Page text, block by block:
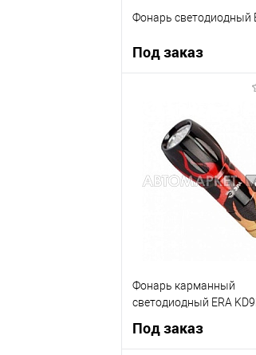
Фонарь светодиодный
Под заказ
Купить в 1 клик
В список
Фонарь карманный
светодиодный ERA
Под заказ